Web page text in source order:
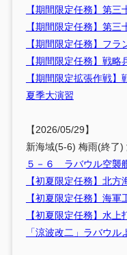
【期間限定任務】第三
【期間限定任務】第三
【期間限定任務】フラ
【期間限定任務】戦略
【期間限定拡張作戦】
夏季大演習
【2026/05/29】
新海域(5-6) 梅雨(終了)
５－６ ラバウル空襲
【初夏限定任務】北
【初夏限定任務】海
【初夏限定任務】水
「涼波改二」ラバウル